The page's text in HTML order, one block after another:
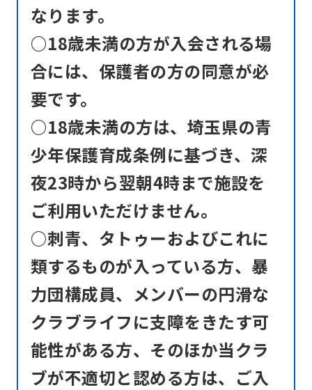
なります。
○18歳未満の方が入会される場
合には、保護者の方の同意が必
要です。
○18歳未満の方は、埼玉県の青
少年保護育成条例に基づき、深
夜23時から翌朝4時まで施設を
ご利用いただけません。
○刺青、タトゥーおよびこれに
類するものが入っている方、暴
力団構成員、メンバーの円滑な
クラブライフに支障をきたす可
能性がある方、そのほか当クラ
ブが不適切と認める方は、ご入
service.
Automatic